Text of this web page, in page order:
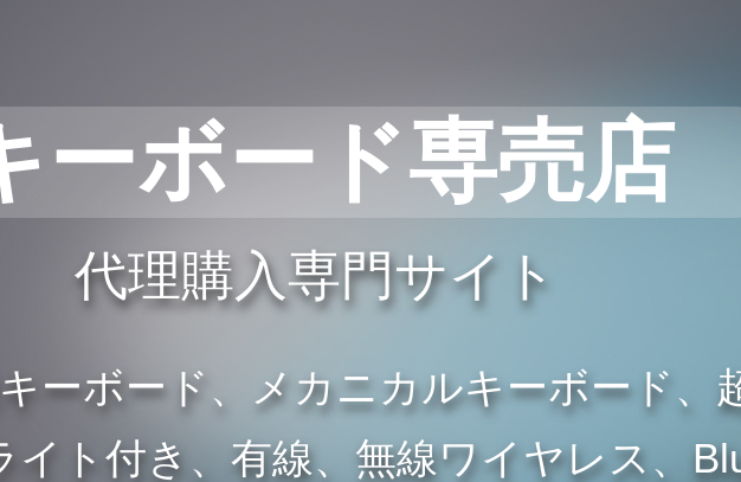
ーボード専売店
代理購入専門サイト
ーボード、メカニカルキーボード、
ト付き、有線、無線ワイヤレス、